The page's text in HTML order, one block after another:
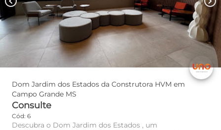
Dom Jardim dos Estados da Construtora HVM em
Campo Grande MS
Consulte
Cód: 6
Descubra o Dom Jardim dos Estados , um